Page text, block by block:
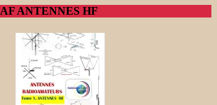
ANTENNES HF